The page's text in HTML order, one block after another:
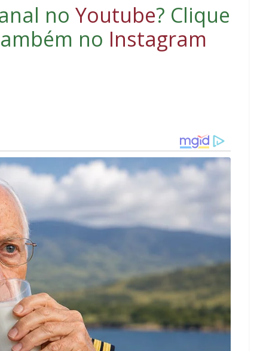
no Youtube? Clique
no Instagram